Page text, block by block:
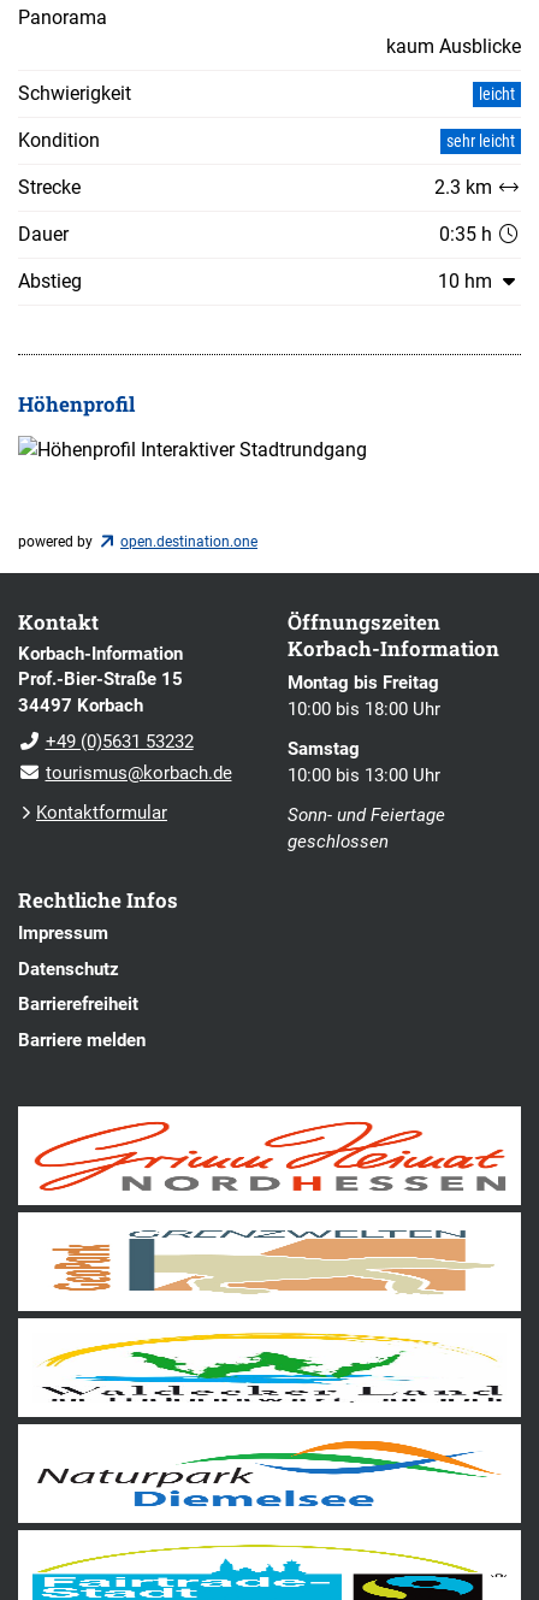
Panorama
kaum Ausblicke
Schwierigkeit leicht
Kondition sehr leicht
Strecke 2.3 km
Dauer 0:35 h
Abstieg 10 hm
Höhenprofil
powered by open.destination.one
Kontakt
Korbach-Information
Prof.-Bier-Straße 15
34497 Korbach
+49 (0)5631 53232
tourismus@korbach.de
Kontaktformular
Öffnungszeiten
Korbach-Information
Montag bis Freitag
10:00 bis 18:00 Uhr
Samstag
10:00 bis 13:00 Uhr
Sonn- und Feiertage
geschlossen
Rechtliche Infos
Impressum
Datenschutz
Barrierefreiheit
Barriere melden